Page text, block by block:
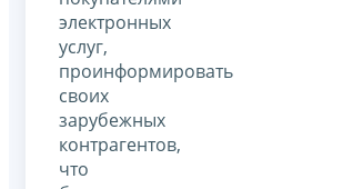
электронных
услуг,
проинформировать
своих
зарубежных
контрагентов,
что